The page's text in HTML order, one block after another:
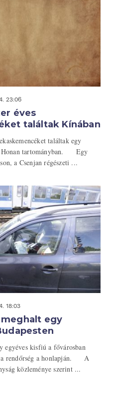
23:06
éves
találtak Kínában
találtak egy
Honan tartományban. Egy
a Csenjan régészeti ...
18:03
egy
egyéves kisfiú a fővárosban
a rendőrség a honlapján. A
közleménye szerint ...